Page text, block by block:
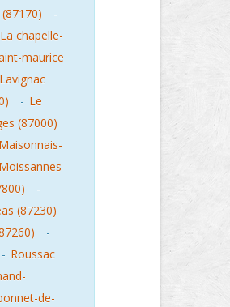
-
La chapelle-
maurice
Lavignac
- Le
(87000)
Maisonnais-
Moissannes
-
(87230)
-
- Roussac
de-